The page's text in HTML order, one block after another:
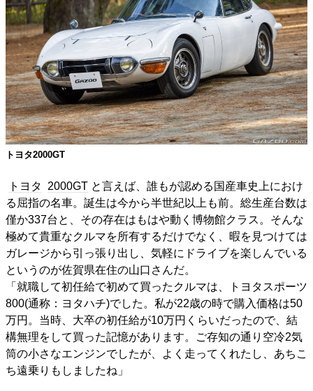
トヨタ2000GT
トヨタ 2000GT と言えば、誰もが認める国産車史上におけ
る屈指の名車。誕生は今から半世紀以上も前。総生産台数は
僅か337台と、その存在はもはや動く博物館クラス。そんな
極めて貴重なクルマを所有するだけでなく、暇を見つけては
ガレージから引っ張り出し、気軽にドライブを楽しんでいる
というのが佐賀県在住の山口さんだ。
「就職して初任給で初めて買ったクルマは、トヨタスポーツ
800(通称：ヨタハチ)でした。私が22歳の時で購入価格は50
万円。当時、大卒の初任給が10万円くらいだったので、結
構無理をして買った記憶があります。ご存知の通り空冷2気
筒の小さなエンジンでしたが、よく走ってくれたし、あちこ
ち遠乗りもしましたね」